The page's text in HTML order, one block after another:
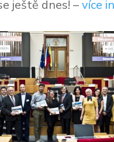
ještě dnes! –více